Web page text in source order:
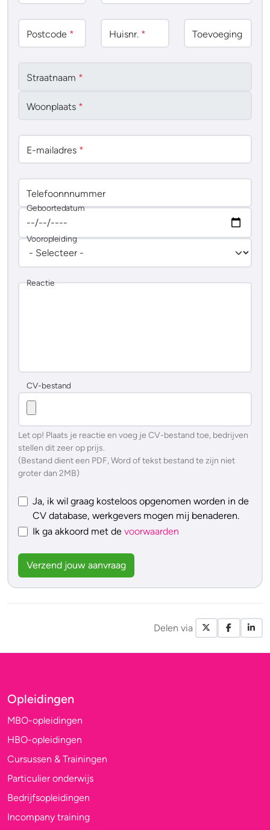
Postcode * Huisnr. * Toevoeging
Straatnaam *
Woonplaats *
E-mailadres *
Telefoonnnummer
Geboortedatum
Vooropleiding
Reactie
CV-bestand
Let op! Plaats je reactie en voeg je CV-bestand toe, bedrijven
stellen dit zeer op prijs.
(Bestand dient een PDF, Word of tekst bestand te zijn niet
groter dan 2MB)
Ja, ik wil graag kosteloos opgenomen worden in de
CV database, werkgevers mogen mij benaderen.
Ik ga akkoord met de voorwaarden
Verzend jouw aanvraag
Delen via X /
Opleidingen
MBO-opleidingen
HBO-opleidingen
Cursussen & Trainingen
Particulier onderwijs
Bedrijfsopleidingen
Incompany training